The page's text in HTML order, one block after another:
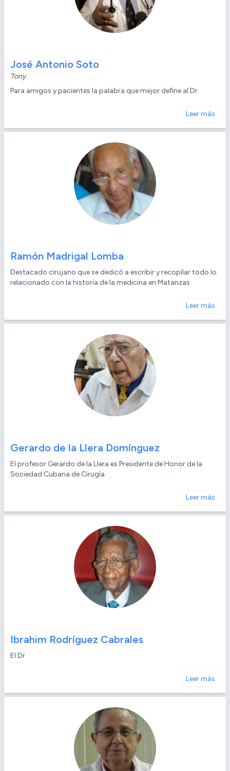
José Antonio Soto
Tony
Para amigos y pacientes la palabra que mejor define al Dr
Leer más
Ramón Madrigal Lomba
Destacado cirujano que se dedicó a escribir y recopilar todo lo
relacionado con la historia de la medicina en Matanzas
Leer más
Gerardo de la Llera Domínguez
El profesor Gerardo de la Llera es Presidente de Honor de la
Sociedad Cubana de Cirugía
Leer más
Ibrahim Rodríguez Cabrales
El Dr
Leer más